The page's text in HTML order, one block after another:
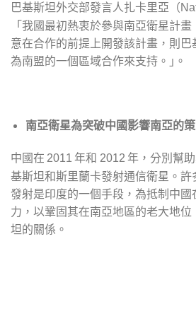
巴基斯坦外交部發言人扎卡里亞（
「我國最初熱衷於參與南亞衛星計
意在合作的前提上開發該計畫，則
為南盟的一個區域合作來支持。｣。
南亞衛星為突破中國影響南亞的
中國在 2011 年和 2012 年，分別幫
基斯坦和斯里蘭卡發射通信衛星。
發射是印度的一個手段，為抵制中
力，以鞏固其在南亞地區的老大地
坦的關係。